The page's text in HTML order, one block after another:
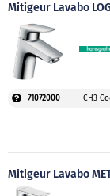
Mitigeur Lavabo
71072000 CH3
Mitigeur Lavabo